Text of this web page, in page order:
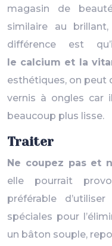
magasin de
similaire au brillant,
différence est
le calcium et la
esthétiques, on peut
vernis à ongles car
beaucoup plus lisse.
Traiter
Ne coupez pas et
elle pourrait
préférable
spéciales pour
un bâton souple,